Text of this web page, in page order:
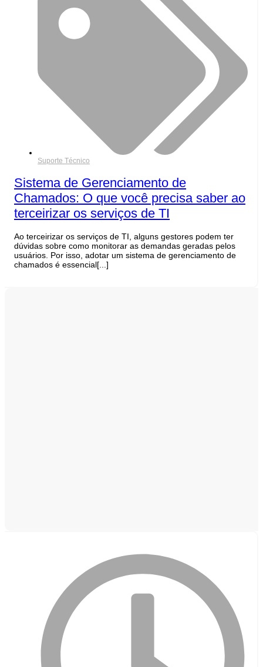
Suporte Técnico
Sistema de Gerenciamento de
Chamados: O que você precisa saber ao
terceirizar os serviços de TI
Ao terceirizar os serviços de TI, alguns gestores podem ter
dúvidas sobre como monitorar as demandas geradas pelos
usuários. Por isso, adotar um sistema de gerenciamento de
chamados é essencial[...]